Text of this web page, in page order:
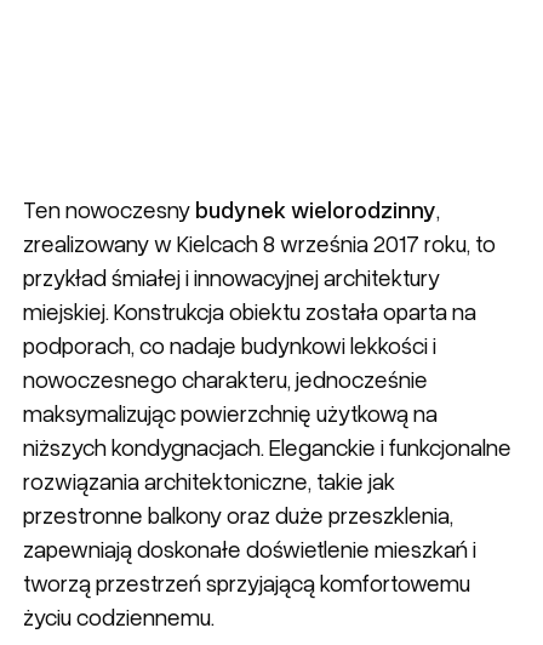
Ten nowoczesny budynek wielorodzinny,
zrealizowany w Kielcach 8 września 2017 roku, to
przykład śmiałej i innowacyjnej architektury
miejskiej. Konstrukcja obiektu została oparta na
podporach, co nadaje budynkowi lekkości i
nowoczesnego charakteru, jednocześnie
maksymalizując powierzchnię użytkową na
niższych kondygnacjach. Eleganckie i funkcjonalne
rozwiązania architektoniczne, takie jak
przestronne balkony oraz duże przeszklenia,
zapewniają doskonałe doświetlenie mieszkań i
tworzą przestrzeń sprzyjającą komfortowemu
życiu codziennemu.